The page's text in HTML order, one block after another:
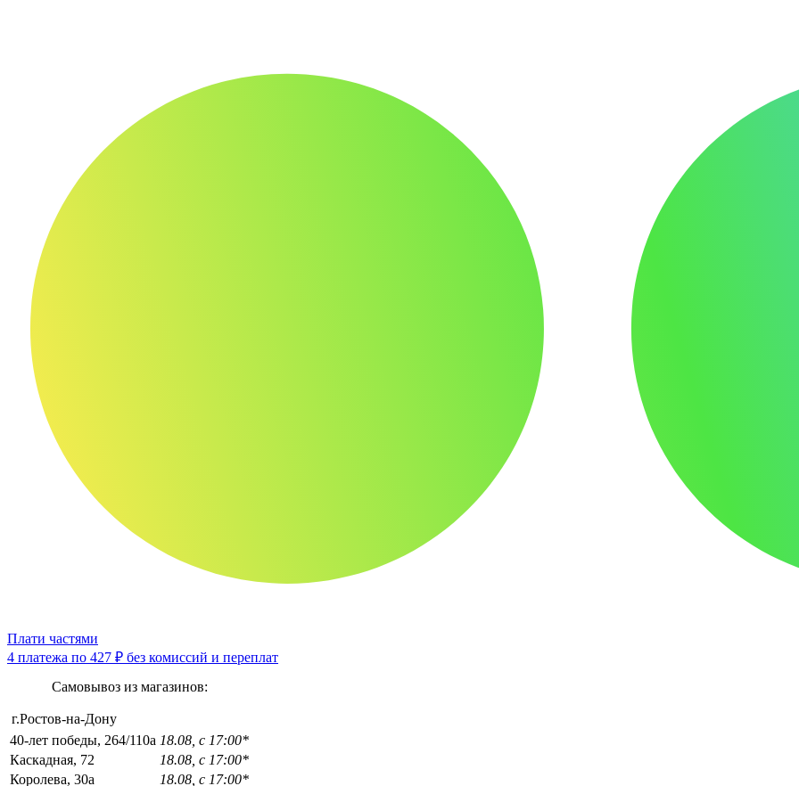
Плати частями
4 платежа по 427 ₽ без комиссий и переплат
Самовывоз из магазинов:
г.Ростов-на-Дону
40-лет победы, 264/110а 18.08, с 17:00*
Каскадная, 72
18.08, с 17:00*
Королева, 30а
18.08, с 17:00*